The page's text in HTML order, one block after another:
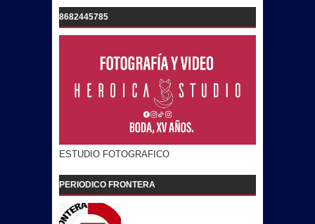
8682445785
ESTUDIO FOTOGRAFICO
PERIODICO FRONTERA